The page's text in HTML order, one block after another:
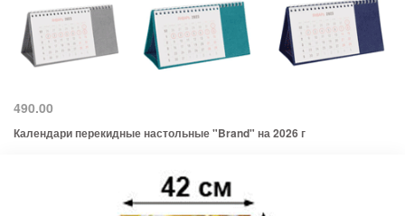
490.00
Календари перекидные настольные "Brand" на 2026 г